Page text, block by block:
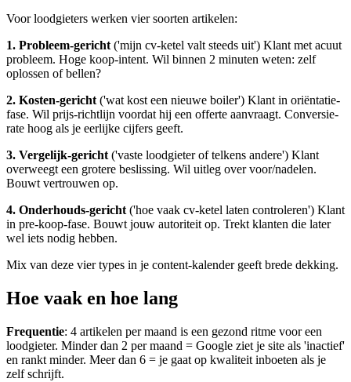
Voor loodgieters werken vier soorten artikelen:
1. Probleem-gericht ('mijn cv-ketel valt steeds uit') Klant met acuut
probleem. Hoge koop-intent. Wil binnen 2 minuten weten: zelf
oplossen of bellen?
2. Kosten-gericht ('wat kost een nieuwe boiler') Klant in oriëntatie-
fase. Wil prijs-richtlijn voordat hij een offerte aanvraagt. Conversie-
rate hoog als je eerlijke cijfers geeft.
3. Vergelijk-gericht ('vaste loodgieter of telkens andere') Klant
overweegt een grotere beslissing. Wil uitleg over voor/nadelen.
Bouwt vertrouwen op.
4. Onderhouds-gericht ('hoe vaak cv-ketel laten controleren') Klant
in pre-koop-fase. Bouwt jouw autoriteit op. Trekt klanten die later
wel iets nodig hebben.
Mix van deze vier types in je content-kalender geeft brede dekking.
Hoe vaak en hoe lang
Frequentie: 4 artikelen per maand is een gezond ritme voor een
loodgieter. Minder dan 2 per maand = Google ziet je site als 'inactief'
en rankt minder. Meer dan 6 = je gaat op kwaliteit inboeten als je
zelf schrijft.